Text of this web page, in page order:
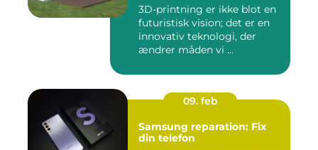
3D-printning er ikke blot en
futuristisk vision; det er en
innovativ teknologi, der
ændrer måden vi ...
09. feb
Samsung reparation: Fix
din telefon